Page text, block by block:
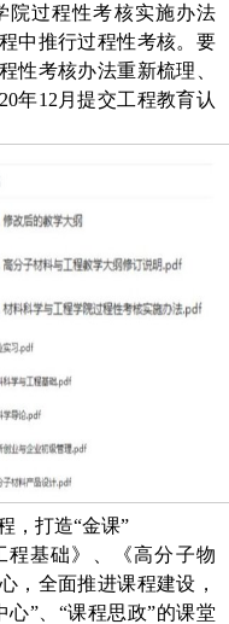
院过程性考核实施办法
中推行过程性考核。要
性考核办法重新梳理、
年12 月提交工程教育认
，打造“金课”
基础》、《高分子物
，全面推进课程建设，
心”、 “课程思政”的课堂